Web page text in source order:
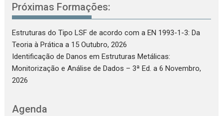
Próximas Formações:
Estruturas do Tipo LSF de acordo com a EN 1993-1-3: Da
Teoria à Prática a 15 Outubro, 2026
Identificação de Danos em Estruturas Metálicas:
Monitorização e Análise de Dados – 3ª Ed. a 6 Novembro,
2026
Agenda